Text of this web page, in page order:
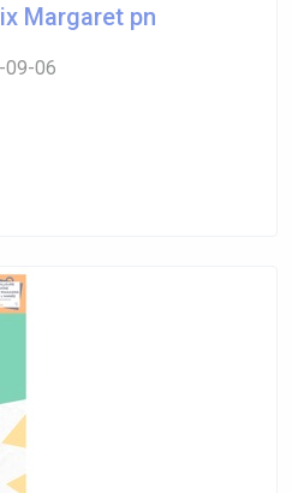
Margaret pn
09-06